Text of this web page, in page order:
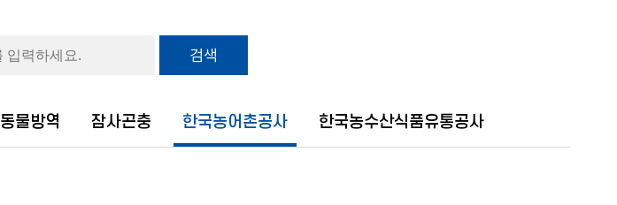
검색
동물방역 잠사곤충 한국농어촌공사 한국농수산식품유통공사